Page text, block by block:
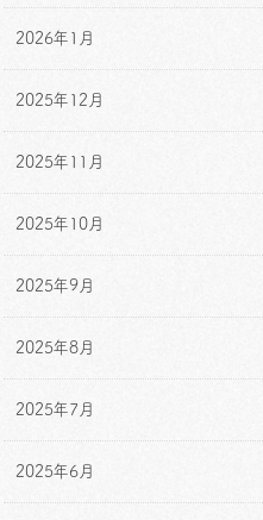
2026年1月
2025年12月
2025年11月
2025年10月
2025年9月
2025年8月
2025年7月
2025年6月